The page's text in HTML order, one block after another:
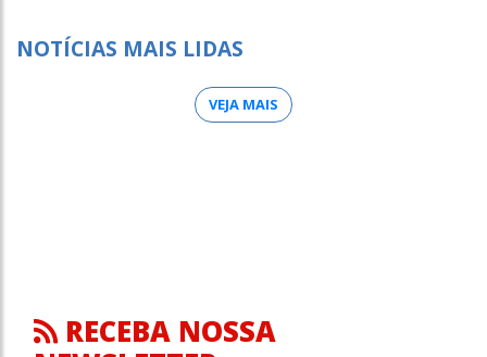
NOTÍCIAS MAIS LIDAS
VEJA MAIS
RECEBA NOSSA